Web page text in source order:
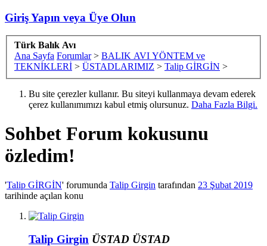
Giriş Yapın veya Üye Olun
Türk Balık Avı
Ana Sayfa Forumlar > BALIK AVI YÖNTEM ve
TEKNİKLERİ > ÜSTADLARIMIZ > Talip GİRGİN >
Bu site çerezler kullanır. Bu siteyi kullanmaya devam ederek
çerez kullanımımızı kabul etmiş olursunuz. Daha Fazla Bilgi.
Sohbet Forum kokusunu
özledim!
'Talip GİRGİN' forumunda Talip Girgin tarafından 23 Şubat 2019
tarihinde açılan konu
Talip Girgin ÜSTAD ÜSTAD